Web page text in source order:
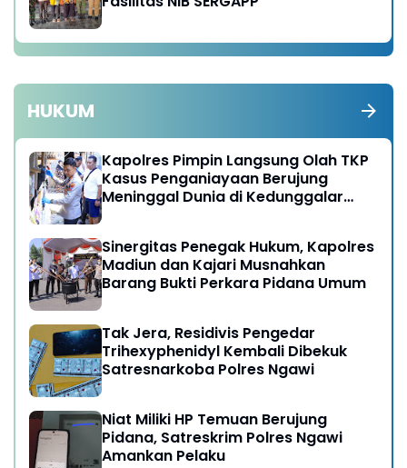
HUKUM
Kapolres Pimpin Langsung Olah TKP
Kasus Penganiayaan Berujung
Meninggal Dunia di Kedunggalar
Sinergitas Penegak Hukum, Kapolres
Madiun dan Kajari Musnahkan
Barang Bukti Perkara Pidana Umum
Tak Jera, Residivis Pengedar
Trihexyphenidyl Kembali Dibekuk
Satresnarkoba Polres Ngawi
Niat Miliki HP Temuan Berujung
Pidana, Satreskrim Polres Ngawi
Amankan Pelaku